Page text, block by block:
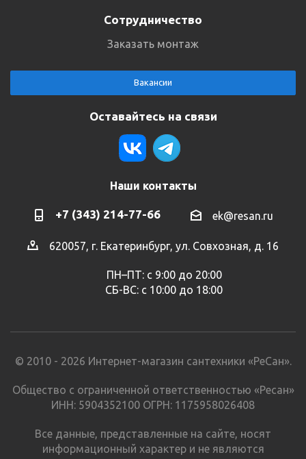
Сотрудничество
Заказать монтаж
Вакансии
Оставайтесь на связи
Наши контакты
+7 (343) 214-77-66 ek@resan.ru
620057, г. Екатеринбург, ул. Совхозная, д. 16
ПН–ПТ: с 9:00 до 20:00
СБ-ВС: с 10:00 до 18:00
© 2010 - 2026 Интернет-магазин сантехники «РеСан».
Общество с ограниченной ответственностью «Ресан»
ИНН: 5904352100 ОГРН: 1175958026408
Все данные, представленные на сайте, носят
информационный характер и не являются